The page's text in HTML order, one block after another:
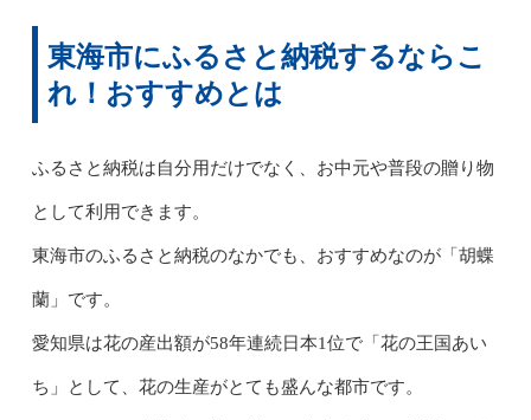
東海市にふるさと納税するならこ
れ！おすすめとは
ふるさと納税は自分用だけでなく、お中元や普段の贈り物
として利用できます。
東海市のふるさと納税のなかでも、おすすめなのが「胡蝶
蘭」です。
愛知県は花の産出額が58年連続日本1位で「花の王国あい
ち」として、花の生産がとても盛んな都市です。